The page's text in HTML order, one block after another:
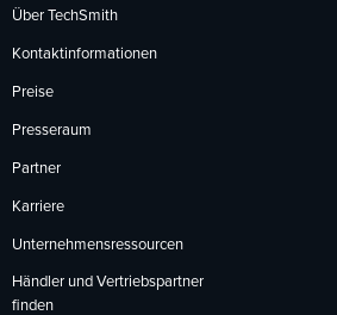
Über TechSmith
Kontaktinformationen
Preise
Presseraum
Partner
Karriere
Unternehmensressourcen
Händler und Vertriebspartner
finden